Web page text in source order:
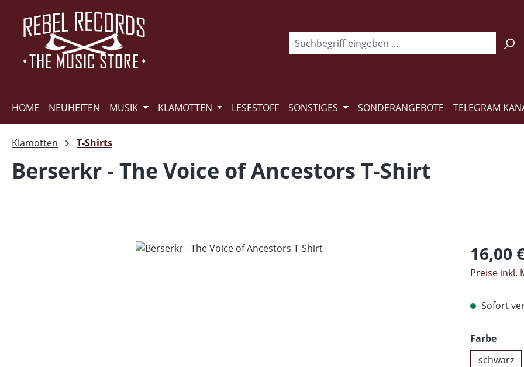
Hauptinhalt springen
Zur Suche springen
Zur Hauptnavigation springen
HOME NEUHEITEN MUSIK KLAMOTTEN LESESTOFF SONSTIGES SONDERANGEBOTE TELEGRAM
Klamotten T-Shirts
Berserkr - The Voice of Ancestors T-Shirt
Regulärer
16,00
Preise inkl.
Sofort
Farbe
schwarz